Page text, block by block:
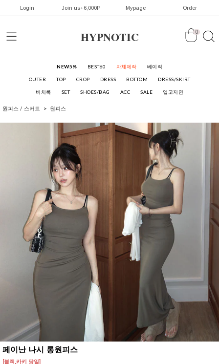
Login Join us+6,000P Mypage Order
HYPNOTIC 0
NEW5% BEST60 자체제작 베이직
OUTER TOP CROP DRESS BOTTOM DRESS/SKIRT
비치룩 SET SHOES/BAG ACC SALE 입고지연
원피스 / 스커트 원피스
페이난 나시 롱원피스
[블랙,카키 당일]